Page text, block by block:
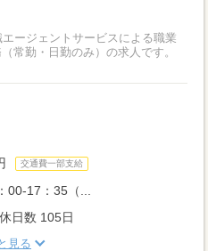
ージェントサービスによる職業
常勤・日勤のみ）の求人です。
交通費一部支給
00-17：35（...
日数 105日
見る